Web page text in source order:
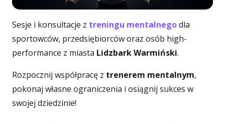
Sesje i konsultacje z treningu mentalnegodla
sportowców, przedsiębiorców oraz osób high-
performance z miasta Lidzbark Warmiński.
Rozpocznij współpracę z trenerem mentalnym,
pokonaj własne ograniczenia i osiągnij sukces w
swojej dziedzinie!